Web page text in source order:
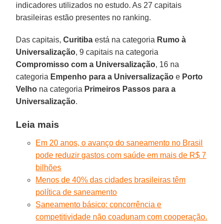
indicadores utilizados no estudo. As 27 capitais
brasileiras estão presentes no ranking.
Das capitais,Curitiba está na categoria Rumo à
Universalização, 9 capitais na categoria
Compromisso com a Universalização, 16 na
categoria Empenho para a Universalização e Porto
Velho na categoria Primeiros Passos para a
Universalização.
Leia mais
Em 20 anos, o avanço do saneamento no Brasil
pode reduzir gastos com saúde em mais de R$ 7
bilhões
Menos de 40% das cidades brasileiras têm
política de saneamento
Saneamento básico: concorrência e
competitividade não coadunam com cooperação.